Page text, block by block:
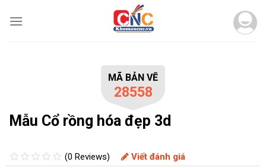
MÃ BẢN VẼ
28558
Mẫu Cổ rồng hóa đẹp 3d
(0 Reviews) Viết đánh giá